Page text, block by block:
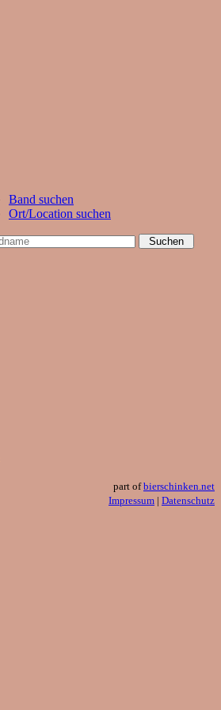
Band suchen
Ort/Location suchen
part ofbierschinken.net
Impressum | Datenschutz